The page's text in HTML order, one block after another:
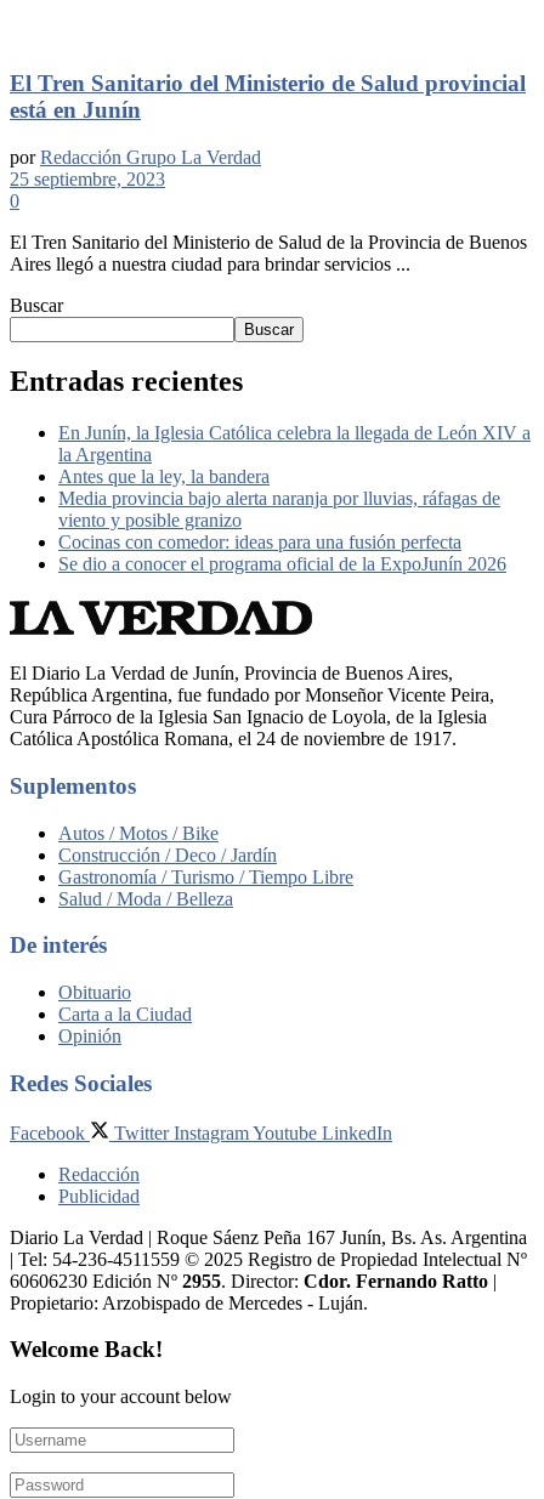
El Tren Sanitario del Ministerio de Salud provincial
está en Junín
por Redacción Grupo La Verdad
25 septiembre, 2023
0
El Tren Sanitario del Ministerio de Salud de la Provincia de Buenos
Aires llegó a nuestra ciudad para brindar servicios ...
Buscar
Buscar
Entradas recientes
En Junín, la Iglesia Católica celebra la llegada de León XIV a
la Argentina
Antes que la ley, la bandera
Media provincia bajo alerta naranja por lluvias, ráfagas de
viento y posible granizo
Cocinas con comedor: ideas para una fusión perfecta
Se dio a conocer el programa oficial de la ExpoJunín 2026
El Diario La Verdad de Junín, Provincia de Buenos Aires,
República Argentina, fue fundado por Monseñor Vicente Peira,
Cura Párroco de la Iglesia San Ignacio de Loyola, de la Iglesia
Católica Apostólica Romana, el 24 de noviembre de 1917.
Suplementos
Autos / Motos / Bike
Construcción / Deco / Jardín
Gastronomía / Turismo / Tiempo Libre
Salud / Moda / Belleza
De interés
Obituario
Carta a la Ciudad
Opinión
Redes Sociales
Facebook Twitter InstagramYoutube LinkedIn
Redacción
Publicidad
Diario La Verdad | Roque Sáenz Peña 167 Junín, Bs. As. Argentina
| Tel: 54-236-4511559 © 2025 Registro de Propiedad Intelectual Nº
60606230 Edición Nº 2955. Director:​ Cdor. Fernando Ratto |
Propietario:​ Arzobispado de Mercedes - Luján.
Welcome Back!
Login to your account below